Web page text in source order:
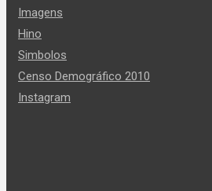
Imagens
Hino
Simbolos
Censo Demográfico 2010
Instagram